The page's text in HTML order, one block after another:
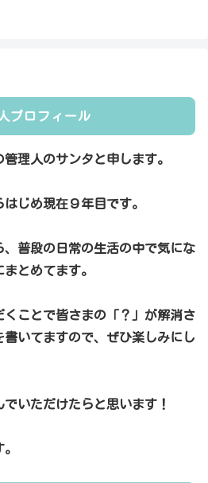
プロフィール
理人のサンタと申します。
じめ現在９年目です。
普段の日常の生活の中で気にな
とめてます。
ことで皆さまの「？」が解消さ
いてますので、ぜひ楽しみにし
いただけたらと思います！